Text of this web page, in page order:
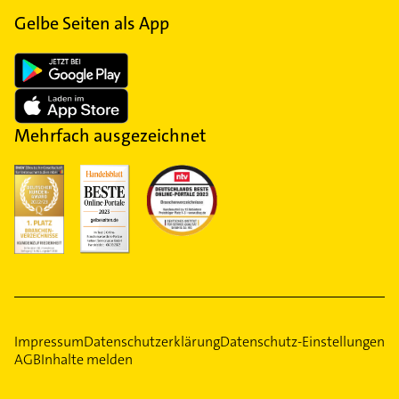
Gelbe Seiten als App
Mehrfach ausgezeichnet
ImpressumDatenschutzerklärungDatenschutz-Einstellungen
AGBInhalte melden